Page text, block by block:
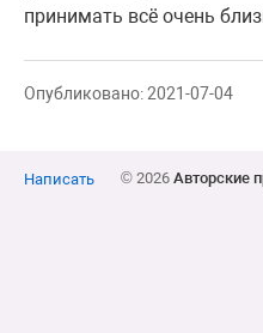
принимать всё очень
Опубликовано: 2021-07-04
Написать © 2026 Авторские